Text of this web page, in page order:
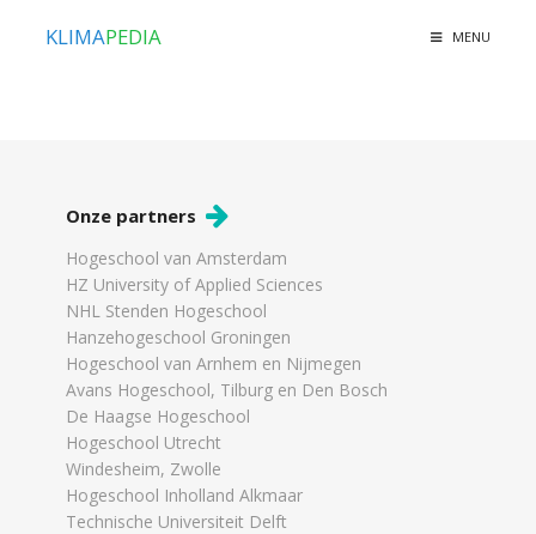
KLIMAPEDIA MENU
Onze partners
Hogeschool van Amsterdam
HZ University of Applied Sciences
NHL Stenden Hogeschool
Hanzehogeschool Groningen
Hogeschool van Arnhem en Nijmegen
Avans Hogeschool, Tilburg en Den Bosch
De Haagse Hogeschool
Hogeschool Utrecht
Windesheim, Zwolle
Hogeschool Inholland Alkmaar
Technische Universiteit Delft